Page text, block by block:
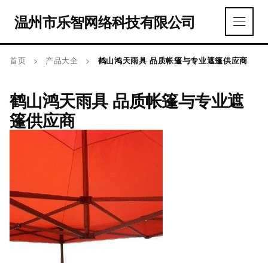
温州市乐智网络科技有限公司
首页 > 产品大全 > 鹤山鸿天雨具 品质帐篷与专业遮篷供应商
鹤山鸿天雨具 品质帐篷与专业遮
篷供应商